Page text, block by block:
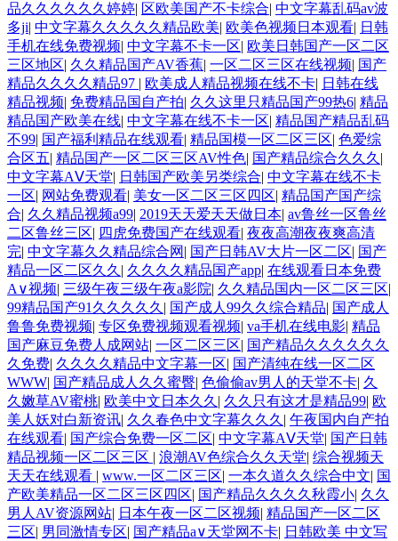
品久久久久久久婷婷| 区欧美国产不卡综合| 中文字幕乱码av波
多ji| 中文字幕久久久久久精品欧美| 欧美色视频日本观看| 日韩
手机在线免费视频| 中文字幕不卡一区| 欧美日韩国产一区二区
三区地区| 久久精品国产AV香蕉| 一区二区三区在线视频| 国产
精品久久久久精品97 | 欧美成人精品视频在线不卡| 日韩在线
精品视频| 免费精品国自产拍| 久久这里只精品国产99热6| 精品
精品国产欧美在线| 中文字幕在线不卡一区| 精品国产精品乱码
不99| 国产福利精品在线观看| 精品国模一区二区三区| 色爱综
合区五| 精品国产一区二区三区AV性色| 国产精品综合久久久 |
中文字幕AⅤ天堂| 日韩国产欧美另类综合| 中文字幕在线不卡
一区| 网站免费观看| 美女一区二区三区四区| 精品国产国产综
合| 久久精品视频a99| 2019天天爱天天做日本| av鲁丝一区鲁丝
二区鲁丝三区| 四虎免费国产在线观看| 夜夜高潮夜夜爽高清
完| 中文字幕久久精品综合网 | 国产日韩AV大片一区二区| 国产
精品一区二区久久 | 久久久久精品国产app| 在线观看日本免费
A∨视频| 三级午夜三级午夜a影院| 久久精品国内一区二区三区|
99精品国产91久久久久久 | 国产成人99久久综合精品| 国产成人
鲁鲁免费视频| 专区免费视频观看视频| va手机在线电影| 精品
国产麻豆免费人成网站| 一区二区三区| 国产精品久久久久久久
久免费| 久久久久精品中文字幕一区| 国产清纯在线一区二区
WWW| 国产精品成人久久蜜臀| 色偷偷av男人的天堂不卡| 久
久嫩草AV蜜桃| 欧美中文日本久久 | 久久只有这才是精品99| 欧
美人妖对白新资讯| 久久春色中文字幕久久久 | 午夜国内自产拍
在线观看| 国产综合免费一区二区| 中文字幕AⅤ天堂| 国产日韩
精品视频一区二区三区 | 浪潮AV色综合久久天堂| 综合视频天
天天在线观看 | www.一区二区三区| 一本久道久久综合中文| 国
产欧美精品一区二区三区四区| 国产精品久久久久秋霞小| 久久
男人AV资源网站| 日本午夜一区二区视频| 精品国产一区二区
三区| 男同激情专区| 国产精品а∨天堂网不卡| 日韩欧美 中文写